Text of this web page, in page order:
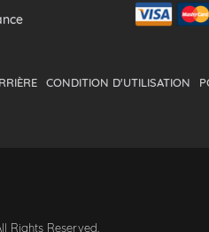
CONDITION D'UTILISATION
Rights Reserved.